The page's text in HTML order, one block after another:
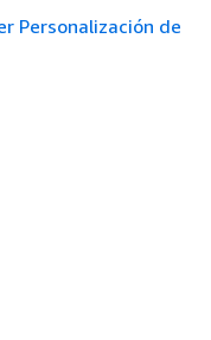
Personalización de